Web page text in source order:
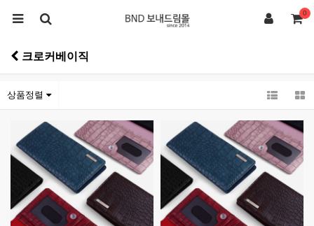
0
크로커베이직
상품정렬